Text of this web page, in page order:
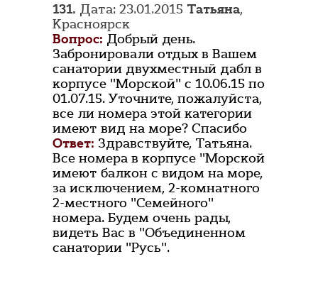
131. Дата: 23.01.2015 Татьяна,
Красноярск
Вопрос: Добрый день.
Забронировали отдых в Вашем
санатории двухместный дабл в
корпусе "Морской" с 10.06.15 по
01.07.15. Уточните, пожалуйста,
все ли номера этой категории
имеют вид на море? Спасибо
Ответ: Здравствуйте, Татьяна.
Все номера в корпусе "Морской
имеют балкон с видом на море,
за исключением, 2-комнатного
2-местного "Семейного"
номера. Будем очень рады,
видеть Вас в "Объединенном
санатории "Русь".